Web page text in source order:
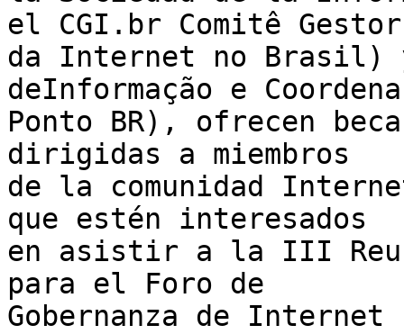
el CGI.br Comitê
da Internet no Brasil)
deInformação e
Ponto BR), ofrecen
dirigidas a miembros
de la comunidad
que estén interesados
en asistir a la III
para el Foro de
Gobernanza de